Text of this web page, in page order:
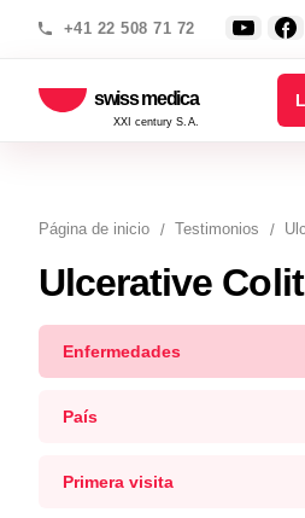
+41 22 508 71 72
swiss medica
XXI century S.A.
Página de inicio Testimonios
Ulcerative
Enfermedades
País
Primera visita